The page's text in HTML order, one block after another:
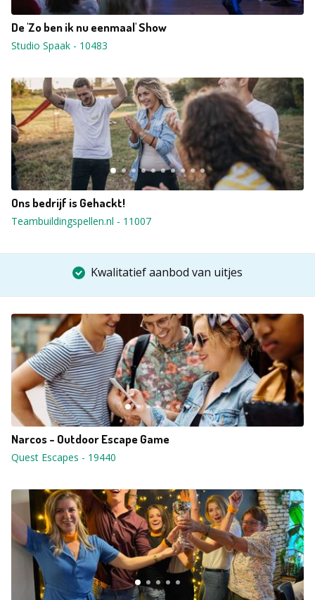
De 'Zo ben ik nu eenmaal' Show
Studio Spaak - 10483
Ons bedrijf is Gehackt!
Teambuildingspellen.nl - 11007
Kwalitatief aanbod van uitjes
Narcos - Outdoor Escape Game
Quest Escapes - 19440